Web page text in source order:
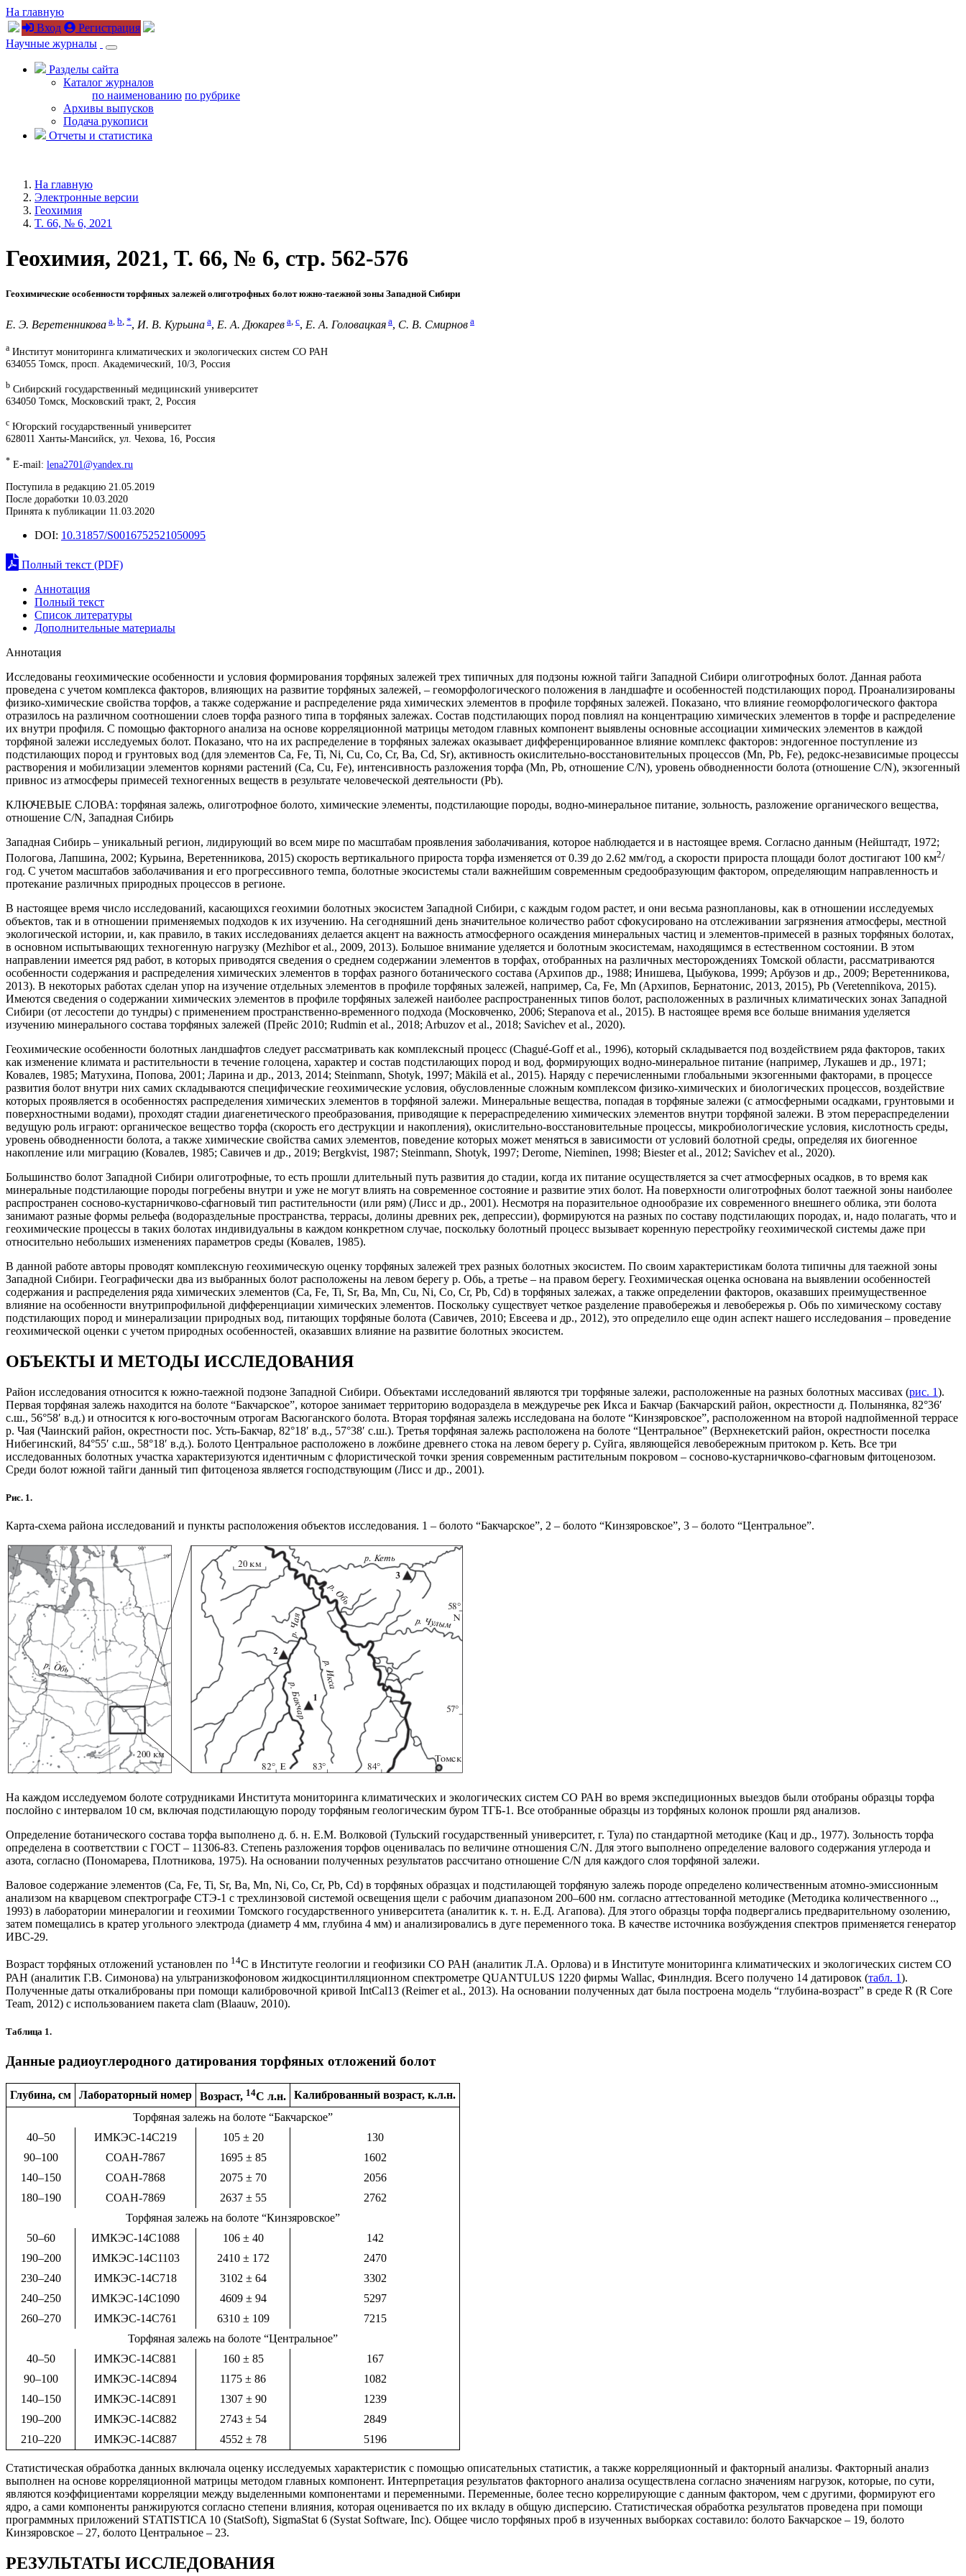
На главную
Вход
Регистрация
Научные журналы
Разделы сайта
Каталог журналов
по наименованию по рубрике
Архивы выпусков
Подача рукописи
Отчеты и статистика
На главную
Электронные версии
Геохимия
T. 66, № 6, 2021
Геохимия, 2021, T. 66, № 6, стр. 562-576
Геохимические особенности торфяных залежей олиготрофных болот южно-таежной зоны Западной Сибири
Е. Э. Веретенникова a b *, И. В. Курьина a, Е. А. Дюкарев a c, Е. А. Головацкая a, С. В. Смирнов a
a Институт мониторинга климатических и экологических систем СО РАН
634055 Томск, просп. Академический, 10/3, Россия
b Сибирский государственный медицинский университет
634050 Томск, Московский тракт, 2, Россия
c Югорский государственный университет
628011 Ханты-Мансийск, ул. Чехова, 16, Россия
* E-mail: lena2701@yandex.ru
Поступила в редакцию 21.05.2019
После доработки 10.03.2020
Принята к публикации 11.03.2020
DOI: 10.31857/S0016752521050095
Полный текст (PDF)
Аннотация
Полный текст
Список литературы
Дополнительные материалы
Аннотация
Исследованы геохимические особенности и условия формирования торфяных залежей трех типичных для подзоны южной тайги Западной Сибири олиготрофных болот. Данная работа
проведена с учетом комплекса факторов, влияющих на развитие торфяных залежей, – геоморфологического положения в ландшафте и особенностей подстилающих пород. Проанализированы
физико-химические свойства торфов, а также содержание и распределение ряда химических элементов в профиле торфяных залежей. Показано, что влияние геоморфологического фактора
отразилось на различном соотношении слоев торфа разного типа в торфяных залежах. Состав подстилающих пород повлиял на концентрацию химических элементов в торфе и распределение
их внутри профиля. С помощью факторного анализа на основе корреляционной матрицы методом главных компонент выявлены основные ассоциации химических элементов в каждой
торфяной залежи исследуемых болот. Показано, что на их распределение в торфяных залежах оказывает дифференцированное влияние комплекс факторов: эндогенное поступление из
подстилающих пород и грунтовых вод (для элементов Ca, Fe, Ti, Ni, Сu, Co, Cr, Ba, Cd, Sr), активность окислительно-восстановительных процессов (Mn, Pb, Fe), редокс-независимые процессы
растворения и мобилизации элементов корнями растений (Ca, Cu, Fe), интенсивность разложения торфа (Mn, Pb, отношение С/N), уровень обводненности болота (отношение C/N), экзогенный
привнос из атмосферы примесей техногенных веществ в результате человеческой деятельности (Pb).
КЛЮЧЕВЫЕ СЛОВА: торфяная залежь, олиготрофное болото, химические элементы, подстилающие породы, водно-минеральное питание, зольность, разложение органического вещества,
отношение C/N, Западная Сибирь
Западная Сибирь – уникальный регион, лидирующий во всем мире по масштабам проявления заболачивания, которое наблюдается и в настоящее время. Согласно данным (Нейштадт, 1972;
Пологова, Лапшина, 2002; Курьина, Веретенникова, 2015) скорость вертикального прироста торфа изменяется от 0.39 до 2.62 мм/год, а скорости прироста площади болот достигают 100 км2/
год. С учетом масштабов заболачивания и его прогрессивного темпа, болотные экосистемы стали важнейшим современным средообразующим фактором, определяющим направленность и
протекание различных природных процессов в регионе.
В настоящее время число исследований, касающихся геохимии болотных экосистем Западной Сибири, с каждым годом растет, и они весьма разноплановы, как в отношении исследуемых
объектов, так и в отношении применяемых подходов к их изучению. На сегодняшний день значительное количество работ сфокусировано на отслеживании загрязнения атмосферы, местной
экологической истории, и, как правило, в таких исследованиях делается акцент на важность атмосферного осаждения минеральных частиц и элементов-примесей в разных торфяных болотах,
в основном испытывающих техногенную нагрузку (Mezhibor et al., 2009, 2013). Большое внимание уделяется и болотным экосистемам, находящимся в естественном состоянии. В этом
направлении имеется ряд работ, в которых приводятся сведения о среднем содержании элементов в торфах, отобранных на различных месторождениях Томской области, рассматриваются
особенности содержания и распределения химических элементов в торфах разного ботанического состава (Архипов др., 1988; Инишева, Цыбукова, 1999; Арбузов и др., 2009; Веретенникова,
2013). В некоторых работах сделан упор на изучение отдельных элементов в профиле торфяных залежей, например, Ca, Fe, Mn (Архипов, Бернатонис, 2013, 2015), Pb (Veretennikova, 2015).
Имеются сведения о содержании химических элементов в профиле торфяных залежей наиболее распространенных типов болот, расположенных в различных климатических зонах Западной
Сибири (от лесостепи до тундры) с применением пространственно-временного подхода (Московченко, 2006; Stepanova et al., 2015). В настоящее время все больше внимания уделяется
изучению минерального состава торфяных залежей (Прейс 2010; Rudmin et al., 2018; Arbuzov et al., 2018; Savichev et al., 2020).
Геохимические особенности болотных ландшафтов следует рассматривать как комплексный процесс (Chagué-Goff et al., 1996), который складывается под воздействием ряда факторов, таких
как изменение климата и растительности в течение голоцена, характер и состав подстилающих пород и вод, формирующих водно-минеральное питание (например, Лукашев и др., 1971;
Ковалев, 1985; Матухина, Попова, 2001; Ларина и др., 2013, 2014; Steinmann, Shotyk, 1997; Mäkilä et al., 2015). Наряду с перечисленными глобальными экзогенными факторами, в процессе
развития болот внутри них самих складываются специфические геохимические условия, обусловленные сложным комплексом физико-химических и биологических процессов, воздействие
которых проявляется в особенностях распределения химических элементов в торфяной залежи. Минеральные вещества, попадая в торфяные залежи (с атмосферными осадками, грунтовыми и
поверхностными водами), проходят стадии диагенетического преобразования, приводящие к перераспределению химических элементов внутри торфяной залежи. В этом перераспределении
ведущую роль играют: органическое вещество торфа (скорость его деструкции и накопления), окислительно-восстановительные процессы, микробиологические условия, кислотность среды,
уровень обводненности болота, а также химические свойства самих элементов, поведение которых может меняться в зависимости от условий болотной среды, определяя их биогенное
накопление или миграцию (Ковалев, 1985; Савичев и др., 2019; Bergkvist, 1987; Steinmann, Shotyk, 1997; Derome, Nieminen, 1998; Biester et al., 2012; Savichev et al., 2020).
Большинство болот Западной Сибири олиготрофные, то есть прошли длительный путь развития до стадии, когда их питание осуществляется за счет атмосферных осадков, в то время как
минеральные подстилающие породы погребены внутри и уже не могут влиять на современное состояние и развитие этих болот. На поверхности олиготрофных болот таежной зоны наиболее
распространен сосново-кустарничково-сфагновый тип растительности (или рям) (Лисс и др., 2001). Несмотря на поразительное однообразие их современного внешнего облика, эти болота
занимают разные формы рельефа (водораздельные пространства, террасы, долины древних рек, депрессии), формируются на разных по составу подстилающих породах, и, надо полагать, что и
геохимические процессы в таких болотах индивидуальны в каждом конкретном случае, поскольку болотный процесс вызывает коренную перестройку геохимической системы даже при
относительно небольших изменениях параметров среды (Ковалев, 1985).
В данной работе авторы проводят комплексную геохимическую оценку торфяных залежей трех разных болотных экосистем. По своим характеристикам болота типичны для таежной зоны
Западной Сибири. Географически два из выбранных болот расположены на левом берегу р. Обь, а третье – на правом берегу. Геохимическая оценка основана на выявлении особенностей
содержания и распределения ряда химических элементов (Ca, Fe, Ti, Sr, Ba, Mn, Cu, Ni, Co, Cr, Pb, Cd) в торфяных залежах, а также определении факторов, оказавших преимущественное
влияние на особенности внутрипрофильной дифференциации химических элементов. Поскольку существует четкое разделение правобережья и левобережья р. Обь по химическому составу
подстилающих пород и минерализации природных вод, питающих торфяные болота (Савичев, 2010; Евсеева и др., 2012), это определило еще один аспект нашего исследования – проведение
геохимической оценки с учетом природных особенностей, оказавших влияние на развитие болотных экосистем.
ОБЪЕКТЫ И МЕТОДЫ ИССЛЕДОВАНИЯ
Район исследования относится к южно-таежной подзоне Западной Сибири. Объектами исследований являются три торфяные залежи, расположенные на разных болотных массивах (рис. 1).
Первая торфяная залежь находится на болоте “Бакчарское”, которое занимает территорию водораздела в междуречье рек Икса и Бакчар (Бакчарский район, окрестности д. Полынянка, 82°36′
с.ш., 56°58′ в.д.) и относится к юго-восточным отрогам Васюганского болота. Вторая торфяная залежь исследована на болоте “Кинзяровское”, расположенном на второй надпойменной террасе
р. Чая (Чаинский район, окрестности пос. Усть-Бакчар, 82°18′ в.д., 57°38′ с.ш.). Третья торфяная залежь расположена на болоте “Центральное” (Верхнекетский район, окрестности поселка
Нибегинский, 84°55′ с.ш., 58°18′ в.д.). Болото Центральное расположено в ложбине древнего стока на левом берегу р. Суйга, являющейся левобережным притоком р. Кеть. Все три
исследованных болотных участка характеризуются идентичным с флористической точки зрения современным растительным покровом – сосново-кустарничково-сфагновым фитоценозом.
Среди болот южной тайги данный тип фитоценоза является господствующим (Лисс и др., 2001).
Рис. 1.
Карта-схема района исследований и пункты расположения объектов исследования. 1 – болото “Бакчарское”, 2 – болото “Кинзяровское”, 3 – болото “Центральное”.
На каждом исследуемом болоте сотрудниками Института мониторинга климатических и экологических систем СО РАН во время экспедиционных выездов были отобраны образцы торфа
послойно с интервалом 10 см, включая подстилающую породу торфяным геологическим буром ТГБ-1. Все отобранные образцы из торфяных колонок прошли ряд анализов.
Определение ботанического состава торфа выполнено д. б. н. Е.М. Волковой (Тульский государственный университет, г. Тула) по стандартной методике (Кац и др., 1977). Зольность торфа
определена в соответствии с ГОСТ – 11306-83. Степень разложения торфов оценивалась по величине отношения C/N. Для этого выполнено определение валового содержания углерода и
азота, согласно (Пономарева, Плотникова, 1975). На основании полученных результатов рассчитано отношение С/N для каждого слоя торфяной залежи.
Валовое содержание элементов (Ca, Fe, Ti, Sr, Ba, Mn, Ni, Co, Cr, Pb, Cd) в торфяных образцах и подстилающей торфяную залежь породе определено количественным атомно-эмиссионным
анализом на кварцевом спектрографе СТЭ-1 с трехлинзовой системой освещения щели с рабочим диапазоном 200–600 нм. согласно аттестованной методике (Методика количественного ..,
1993) в лаборатории минералогии и геохимии Томского государственного университета (аналитик к. т. н. Е.Д. Агапова). Для этого образцы торфа подвергались предварительному озолению,
затем помещались в кратер угольного электрода (диаметр 4 мм, глубина 4 мм) и анализировались в дуге переменного тока. В качестве источника возбуждения спектров применяется генератор
ИВС-29.
Возраст торфяных отложений установлен по 14С в Институте геологии и геофизики СО РАН (аналитик Л.А. Орлова) и в Институте мониторинга климатических и экологических систем СО
РАН (аналитик Г.В. Симонова) на ультранизкофоновом жидкосцинтилляционном спектрометре QUANTULUS 1220 фирмы Wallac, Финлндия. Всего получено 14 датировок (табл. 1).
Полученные даты откалиброваны при помощи калибровочной кривой IntCal13 (Reimer et al., 2013). На основании полученных дат была построена модель “глубина-возраст” в среде R (R Core
Team, 2012) с использованием пакета clam (Blaauw, 2010).
Таблица 1.
Данные радиоуглеродного датирования торфяных отложений болот
Глубина, см Лабораторный номер Возраст, 14С л.н.
Калиброванный возраст, к.л.н.
Торфяная залежь на болоте “Бакчарское”
40–50
ИМКЭС-14С219 105 ± 20
130
90–100
СОАН-7867 1695 ± 85
1602
140–150
СОАН-7868 2075 ± 70
2056
180–190
СОАН-7869 2637 ± 55
2762
Торфяная залежь на болоте “Кинзяровское”
50–60
ИМКЭС-14С1088 106 ± 40
142
190–200
ИМКЭС-14С1103 2410 ± 172
2470
230–240
ИМКЭС-14С718 3102 ± 64
3302
240–250
ИМКЭС-14С1090 4609 ± 94
5297
260–270
ИМКЭС-14С761 6310 ± 109
7215
Торфяная залежь на болоте “Центральное”
40–50
ИМКЭС-14С881 160 ± 85
167
90–100
ИМКЭС-14С894 1175 ± 86
1082
140–150
ИМКЭС-14С891 1307 ± 90
1239
190–200
ИМКЭС-14С882 2743 ± 54
2849
210–220
ИМКЭС-14С887 4552 ± 78 5196
Статистическая обработка данных включала оценку исследуемых характеристик с помощью описательных статистик, а также корреляционный и факторный анализы. Факторный анализ
выполнен на основе корреляционной матрицы методом главных компонент. Интерпретация результатов факторного анализа осуществлена согласно значениям нагрузок, которые, по сути,
являются коэффициентами корреляции между выделенными компонентами и переменными. Переменные, более тесно коррелирующие с данным фактором, чем с другими, формируют его
ядро, а сами компоненты ранжируются согласно степени влияния, которая оценивается по их вкладу в общую дисперсию. Статистическая обработка результатов проведена при помощи
программных приложений STATISTICA 10 (StatSoft), SigmaStat 6 (Systat Software, Inc). Общее число торфяных проб в изученных выборках составило: болото Бакчарское – 19, болото
Кинзяровское – 27, болото Центральное – 23.
РЕЗУЛЬТАТЫ ИССЛЕДОВАНИЯ